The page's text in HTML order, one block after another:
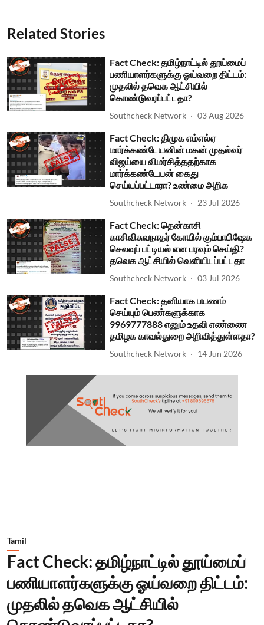
Related Stories
Fact Check: தமிழ்நாட்டில் தூய்மைப்
பணியாளர்களுக்கு ஓய்வறை திட்டம்:
முதலில் தவெக ஆட்சியில்
கொண்டுவரப்பட்டதா?
Southcheck Network 03 Aug 2026
Fact Check: திமுக எம்எல்ஏ
மார்க்கண்டேயனின் மகன் முதல்வர்
விஜய்யை விமர்சித்ததற்காக
மார்க்கண்டேயன் கைது
செய்யப்பட்டாரா? உண்மை அறிக
Southcheck Network 23 Jul 2026
Fact Check: தென்காசி
காசிவிசுவநாதர் கோயில் கும்பாபிஷேக
செலவுப் பட்டியல் என பரவும் செய்தி?
தவெக ஆட்சியில் வெளியிடப்பட்டதா
Southcheck Network 03 Jul 2026
Fact Check: தனியாக பயணம்
செய்யும் பெண்களுக்காக
9969777888 எனும் உதவி எண்ணை
தமிழக காவல்துறை அறிவித்துள்ளதா?
Southcheck Network 14 Jun 2026
Tamil
Fact Check: தமிழ்நாட்டில் தூய்மைப்
பணியாளர்களுக்கு ஓய்வறை திட்டம்:
முதலில் தவெக ஆட்சியில்